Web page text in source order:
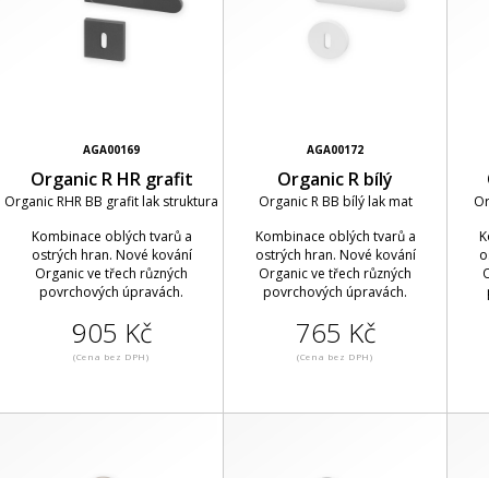
AGA00169
Organic R HR grafit
Organic RHR BB grafit lak struktura
Kombinace oblých tvarů a
ostrých hran. Nové kování
Organic ve třech různých
povrchových úpravách.
905 Kč
(Cena bez DPH)
AGA00172
Organic R bílý
Organic R BB bílý lak mat
Kombinace oblých tvarů a
ostrých hran. Nové kování
Organic ve třech různých
povrchových úpravách.
765 Kč
(Cena bez DPH)